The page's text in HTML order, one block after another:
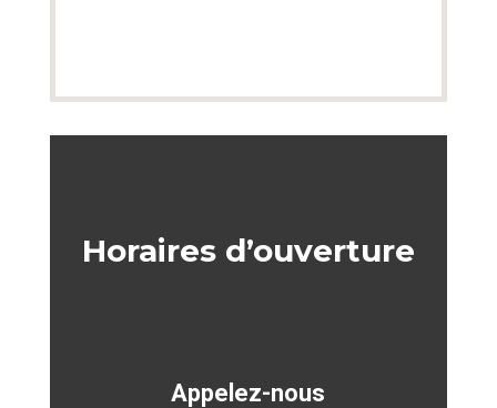
Horaires d’ouverture
Appelez-nous